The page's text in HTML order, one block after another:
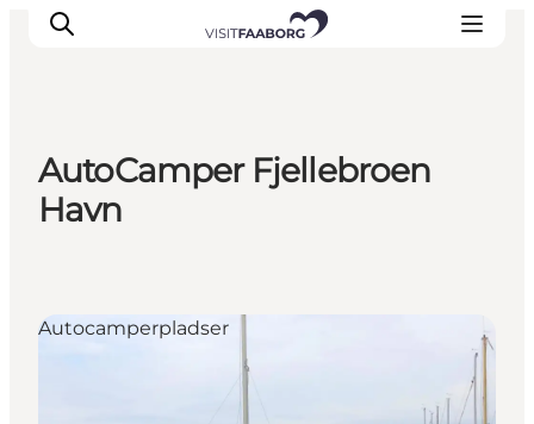
Overnatning
Outdoor
AutoCamper Fjellebroen
Havn
Autocamperpladser